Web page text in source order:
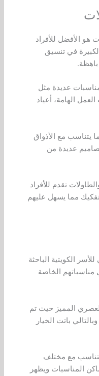
هو الأفضل للأفراد
في تنسيق
عديدة مثل
الهامة، أعياد
يتناسب مع الأذواق
عديدة من
تقدم للأفراد
مما يسهل عليهم
الكويتية الباحثة
الخاصة
المميز حيث تم
باتت الخيار
تتناسب مع مختلف
المناسبات ويظهر